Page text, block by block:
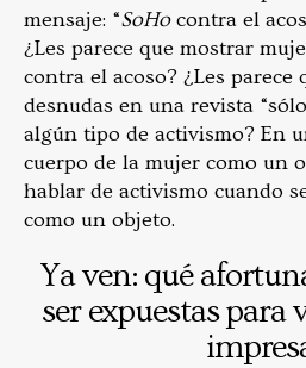
mensaje: “SoHocontra el
¿Les parece que mostrar
contra el acoso? ¿Les parece
desnudas en una revista
algún tipo de activismo? En
cuerpo de la mujer como un
hablar de activismo cuando
como un objeto.
Ya ven: qué
ser expuestas para